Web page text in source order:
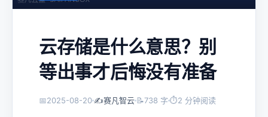
云存储是什么意思？别
等出事才后悔没有准备
📅2025-08-20 ✍️赛凡智云 📝738 字 ⏱2 分钟阅读